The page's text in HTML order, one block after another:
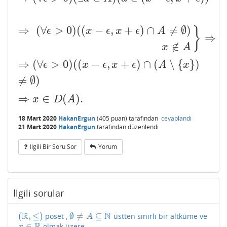
⇒ (∀ϵ > 0)((x − ϵ, x + ϵ) ∩ A ≠ ∅)
x ∉ A } ⇒
⇒ (∀ϵ > 0)((x − ϵ, x + ϵ) ∩ (A ∖ {x})
≠ ∅)
⇒(∀ϵ>0 ((x −ϵ,x +ϵ) ∩(A ∖{x} )≠∅)
⇒ x ∈ D(A).
⇒x ∈ D(A ).
18 Mart 2020 HakanErgun (405 puan) tarafından cevaplandı
21 Mart 2020 HakanErgun tarafındandüzenlendi
Ilgili Bir Soru Sor Yorum
İlgili sorular
(R, ≤)
(R,≤ poset ,∅ ≠ A ⊆ N
∅ ≠A ⊆N üstten sınırlı bir altküme ve